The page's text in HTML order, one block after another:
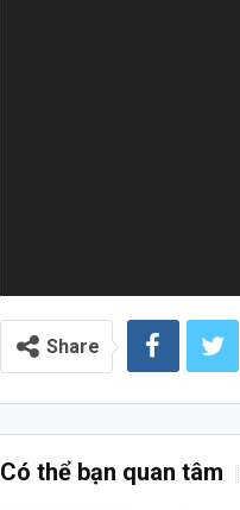
Share
Có thể bạn quan tâm